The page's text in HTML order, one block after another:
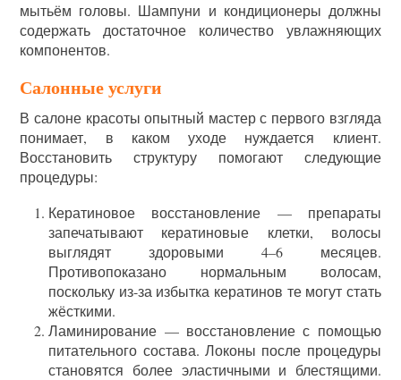
мытьём головы. Шампуни и кондиционеры должны
содержать достаточное количество увлажняющих
компонентов.
Салонные услуги
В салоне красоты опытный мастер с первого взгляда
понимает, в каком уходе нуждается клиент.
Восстановить структуру помогают следующие
процедуры:
Кератиновое восстановление — препараты
запечатывают кератиновые клетки, волосы
выглядят здоровыми 4–6 месяцев.
Противопоказано нормальным волосам,
поскольку из-за избытка кератинов те могут стать
жёсткими.
Ламинирование — восстановление с помощью
питательного состава. Локоны после процедуры
становятся более эластичными и блестящими.